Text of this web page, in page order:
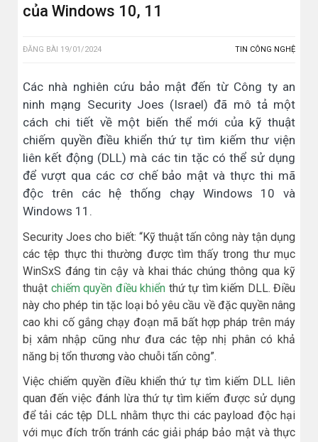
của Windows 10, 11
ĐĂNG BÀI 19/01/2024 TIN CÔNG NGHỆ
Các nhà nghiên cứu bảo mật đến từ Công ty an
ninh mạng Security Joes (Israel) đã mô tả một
cách chi tiết về một biến thể mới của kỹ thuật
chiếm quyền điều khiển thứ tự tìm kiếm thư viện
liên kết động (DLL) mà các tin tặc có thể sử dụng
để vượt qua các cơ chế bảo mật và thực thi mã
độc trên các hệ thống chạy Windows 10 và
Windows 11.
Security Joes cho biết: “Kỹ thuật tấn công này tận dụng
các tệp thực thi thường được tìm thấy trong thư mục
WinSxS đáng tin cậy và khai thác chúng thông qua kỹ
thuật chiếm quyền điều khiển thứ tự tìm kiếm DLL. Điều
này cho phép tin tặc loại bỏ yêu cầu về đặc quyền nâng
cao khi cố gắng chạy đoạn mã bất hợp pháp trên máy
bị xâm nhập cũng như đưa các tệp nhị phân có khả
năng bị tổn thương vào chuỗi tấn công”.
Việc chiếm quyền điều khiển thứ tự tìm kiếm DLL liên
quan đến việc đánh lừa thứ tự tìm kiếm được sử dụng
để tải các tệp DLL nhằm thực thi các payload độc hại
với mục đích trốn tránh các giải pháp bảo mật và thực